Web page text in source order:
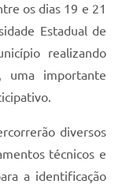
os dias 19 e 21
Estadual de
realizando
uma importante
diversos
técnicos e
a identificação